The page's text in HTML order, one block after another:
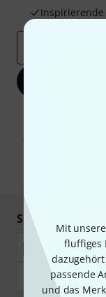
Mit
fluffiges
passende
und das
Inspirierende
Mit Klick auf
Werbung und einer
Abmeldung ist
Sicher